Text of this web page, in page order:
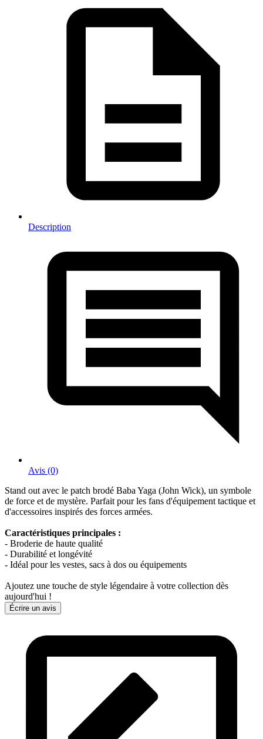
Description
Avis (0)
Stand out avec le patch brodé Baba Yaga (John Wick), un symbole
de force et de mystère. Parfait pour les fans d'équipement tactique et
d'accessoires inspirés des forces armées.
Caractéristiques principales :
- Broderie de haute qualité
- Durabilité et longévité
- Idéal pour les vestes, sacs à dos ou équipements
Ajoutez une touche de style légendaire à votre collection dès
aujourd'hui !
Écrire un avis